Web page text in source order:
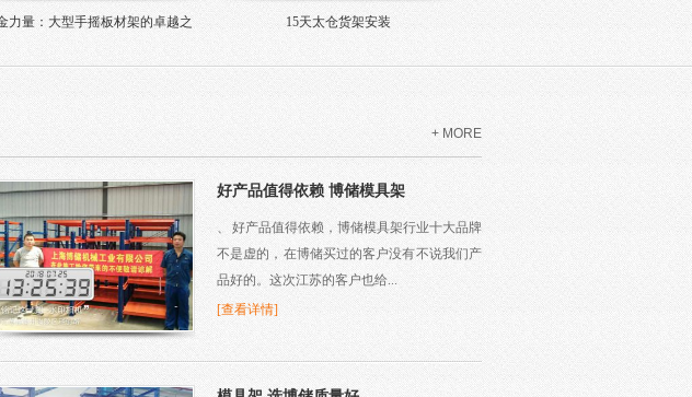
CCTV采访博储模具架创始人 山东青岛模具架师傅们完美收工 酷热七月 江苏泰州安装验收合格
+ MORE
好产品值得依赖 博储模具架
、 好产品值得依赖，博储模具架行业十大品牌
不是虚的，在博储买过的客户没有不说我们产
品好的。这次江苏的客户也给...
[查看详情]